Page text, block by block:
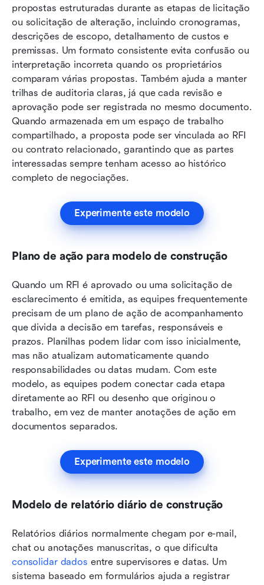
propostas estruturadas durante as etapas de licitação
ou solicitação de alteração, incluindo cronogramas,
descrições de escopo, detalhamento de custos e
premissas. Um formato consistente evita confusão ou
interpretação incorreta quando os proprietários
comparam várias propostas. Também ajuda a manter
trilhas de auditoria claras, já que cada revisão e
aprovação pode ser registrada no mesmo documento.
Quando armazenada em um espaço de trabalho
compartilhado, a proposta pode ser vinculada ao RFI
ou contrato relacionado, garantindo que as partes
interessadas sempre tenham acesso ao histórico
completo de negociações.
Experimente este modelo
Plano de ação para modelo de construção
Quando um RFI é aprovado ou uma solicitação de
esclarecimento é emitida, as equipes frequentemente
precisam de um plano de ação de acompanhamento
que divida a decisão em tarefas, responsáveis e
prazos. Planilhas podem lidar com isso inicialmente,
mas não atualizam automaticamente quando
responsabilidades ou datas mudam. Com este
modelo, as equipes podem conectar cada etapa
diretamente ao RFI ou desenho que originou o
trabalho, em vez de manter anotações de ação em
documentos separados.
Experimente este modelo
Modelo de relatório diário de construção
Relatórios diários normalmente chegam por e-mail,
consolidar dados entre supervisores e datas. Um
sistema baseado em formulários ajuda a registrar